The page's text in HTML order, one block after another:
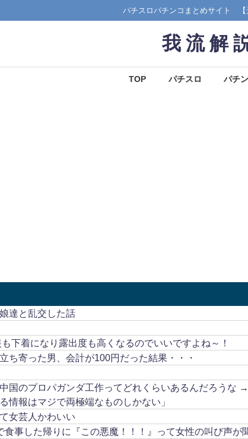
パチスロパチンコまとめサイト 【
我 流 解
TOP パチスロ パチ
達と乱交した話
下着になり露出度も高くなるのでいいですよね～！
ち寄った男、会計が100円だった結果・・・
国のプロパガンダ工作ってどれくらいあるんだろうな
情報はマジで両極端なものしかない」
女芸人かわいい
事した帰りに『この悪魔！！！』って女性の叫び声が